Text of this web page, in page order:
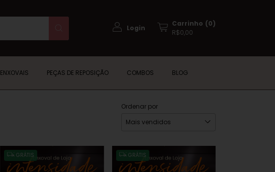
Login
Carrinho (0)
R$0,00
ENXOVAIS PEÇAS DE REPOSIÇÃO COMBOS BLOG
Ordenar por
GRÁTIS GRÁTIS